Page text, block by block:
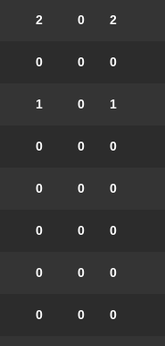
2
0
2
0
0
0
1
0
1
0
0
0
0
0
0
0
0
0
0
0
0
0
0
0